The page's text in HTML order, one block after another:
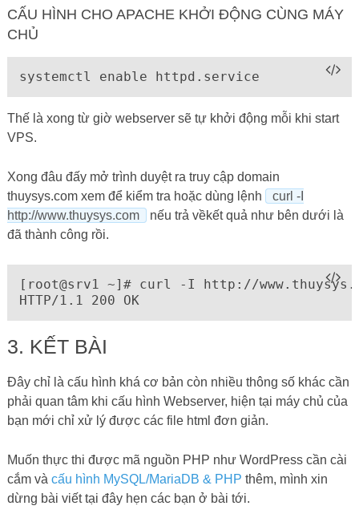
CẤU HÌNH CHO APACHE KHỞI ĐỘNG CÙNG MÁY
CHỦ
systemctl enable httpd.service
Thế là xong từ giờ webserver sẽ tự khởi động mỗi khi start
VPS.
Xong đâu đấy mở trình duyệt ra truy cập domain
thuysys.com xem để kiểm tra hoặc dùng lệnh
curl -I
http://www.thuysys.com
nếu trả vềkết quả như bên dưới là
đã thành công rồi.
[root@srv1 ~]# curl -I http://
HTTP/1.1 200 OK
3. KẾT BÀI
Đây chỉ là cấu hình khá cơ bản còn nhiều thông số khác cần
phải quan tâm khi cấu hình Webserver, hiện tại máy chủ của
bạn mới chỉ xử lý được các file html đơn giản.
Muốn thực thi được mã nguồn PHP như WordPress cần cài
cắm và cấu hình MySQL/MariaDB & PHP thêm, mình xin
dừng bài viết tại đây hẹn các bạn ở bài tới.